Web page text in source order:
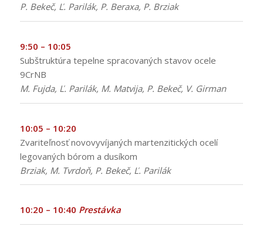
P. Bekeč, Ľ. Parilák, P. Beraxa, P. Brziak
9:50 – 10:05
Subštruktúra tepelne spracovaných stavov ocele
9CrNB
M. Fujda, Ľ. Parilák, M. Matvija, P. Bekeč, V. Girman
10:05 – 10:20
Zvariteľnosť novovyvíjaných martenzitických ocelí
legovaných bórom a dusíkom
Brziak, M. Tvrdoň, P. Bekeč, Ľ. Parilák
10:20 – 10:40 Prestávka